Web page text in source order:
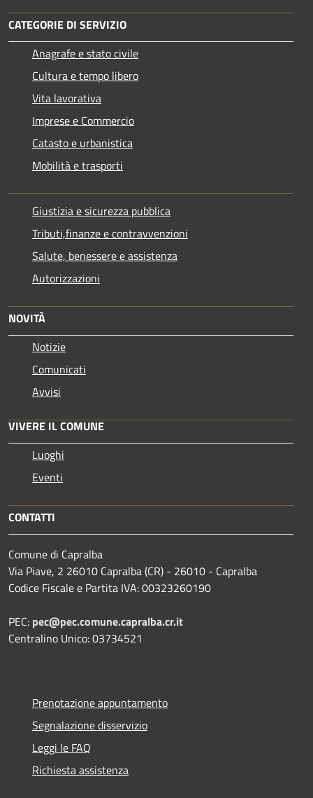
CATEGORIE DI SERVIZIO
Anagrafe e stato civile
Cultura e tempo libero
Vita lavorativa
Imprese e Commercio
Catasto e urbanistica
Mobilità e trasporti
Giustizia e sicurezza pubblica
Tributi,finanze e contravvenzioni
Salute, benessere e assistenza
Autorizzazioni
NOVITÀ
Notizie
Comunicati
Avvisi
VIVERE IL COMUNE
Luoghi
Eventi
CONTATTI
Comune di Capralba
Via Piave, 2 26010 Capralba (CR) - 26010 - Capralba
Codice Fiscale e Partita IVA: 00323260190
PEC: pec@pec.comune.capralba.cr.it
Centralino Unico: 03734521
Prenotazione appuntamento
Segnalazione disservizio
Leggi le FAQ
Richiesta assistenza